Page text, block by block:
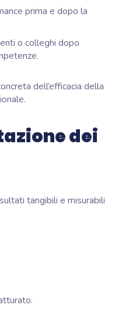
prima e dopo la
o colleghi dopo
dell’efficacia della
dei
tangibili e misurabili